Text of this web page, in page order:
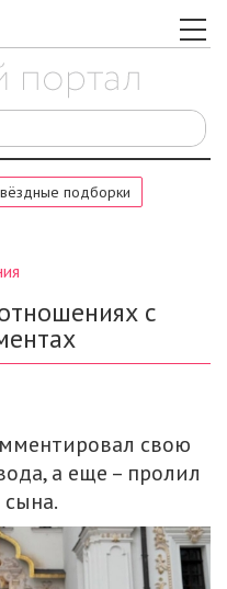
подборки
с
свою
а еще – пролил